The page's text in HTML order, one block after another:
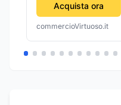
Acquista ora
commercioVirtuoso.it